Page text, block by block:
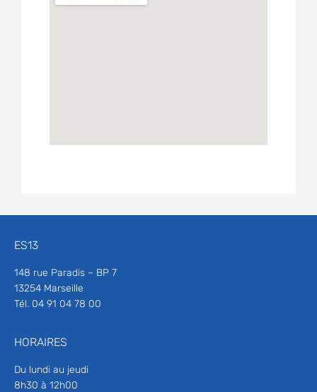
ES13
148 rue Paradis – BP 7
13254 Marseille
Tél. 04 91 04 78 00
HORAIRES
Du lundi au jeudi
8h30 à 12h00